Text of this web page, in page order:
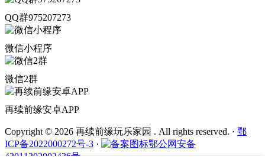
QQ群975207273
微信小程序
微信2群
再续前缘安卓APP
Copyright © 2026 再续前缘玩乐家园 . All rights reserved. · 鄂
ICP备2022000272号-3 ·
鄂公网安备
42011202002436号